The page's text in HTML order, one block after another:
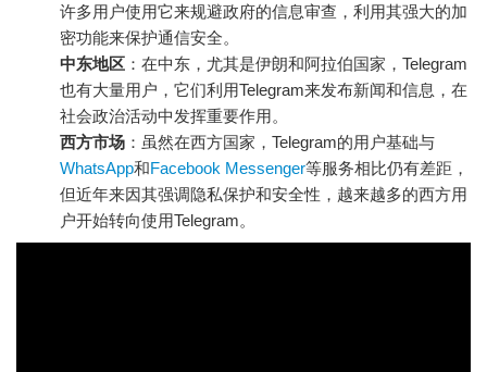
许多用户使用它来规避政府的信息审查，利用其强大的加
密功能来保护通信安全。
中东地区 ：在中东，尤其是伊朗和阿拉伯国家，Telegram
也有大量用户，它们利用Telegram来发布新闻和信息，在
社会政治活动中发挥重要作用。
西方市场 ：虽然在西方国家，Telegram的用户基础与
WhatsApp和Facebook Messenger等服务相比仍有差距，
但近年来因其强调隐私保护和安全性，越来越多的西方用
户开始转向使用Telegram。